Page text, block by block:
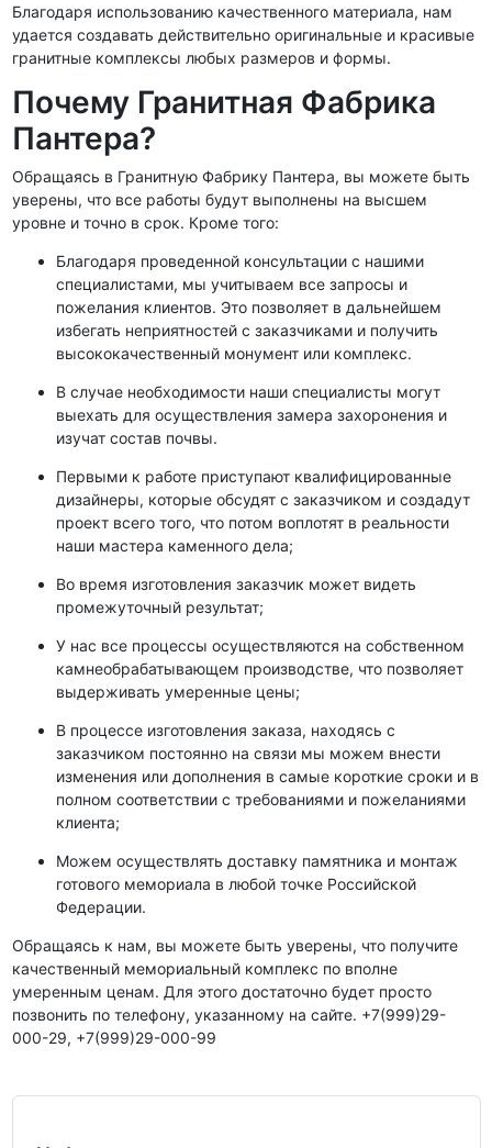
Благодаря использованию качественного материала, нам
удается создавать действительно оригинальные и красивые
гранитные комплексы любых размеров и формы.
Почему Гранитная Фабрика
Пантера?
Обращаясь в Гранитную Фабрику Пантера, вы можете быть
уверены, что все работы будут выполнены на высшем
уровне и точно в срок. Кроме того:
Благодаря проведенной консультации с нашими
специалистами, мы учитываем все запросы и
пожелания клиентов. Это позволяет в дальнейшем
избегать неприятностей с заказчиками и получить
высококачественный монумент или комплекс.
В случае необходимости наши специалисты могут
выехать для осуществления замера захоронения и
изучат состав почвы.
Первыми к работе приступают квалифицированные
дизайнеры, которые обсудят с заказчиком и создадут
проект всего того, что потом воплотят в реальности
наши мастера каменного дела;
Во время изготовления заказчик может видеть
промежуточный результат;
У нас все процессы осуществляются на собственном
камнеобрабатывающем производстве, что позволяет
выдерживать умеренные цены;
В процессе изготовления заказа, находясь с
заказчиком постоянно на связи мы можем внести
изменения или дополнения в самые короткие сроки и в
полном соответствии с требованиями и пожеланиями
клиента;
Можем осуществлять доставку памятника и монтаж
готового мемориала в любой точке Российской
Федерации.
Обращаясь к нам, вы можете быть уверены, что получите
качественный мемориальный комплекс по вполне
умеренным ценам. Для этого достаточно будет просто
позвонить по телефону, указанному на сайте. +7(999)29-
000-29, +7(999)29-000-99